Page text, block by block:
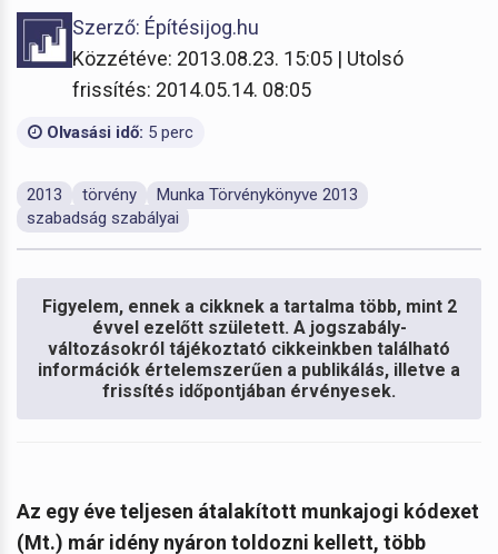
Szerző: Építésijog.hu
Közzétéve: 2013.08.23. 15:05 | Utolsó
frissítés: 2014.05.14. 08:05
Olvasási idő: 5 perc
2013 törvény
Munka Törvénykönyve 2013
szabadság szabályai
Figyelem, ennek a cikknek a tartalma több, mint 2
évvel ezelőtt született. A jogszabály-
változásokról tájékoztató cikkeinkben található
információk értelemszerűen a publikálás, illetve a
frissítés időpontjában érvényesek.
Az egy éve teljesen átalakított munkajogi kódexet
(Mt.) már idény nyáron toldozni kellett, több